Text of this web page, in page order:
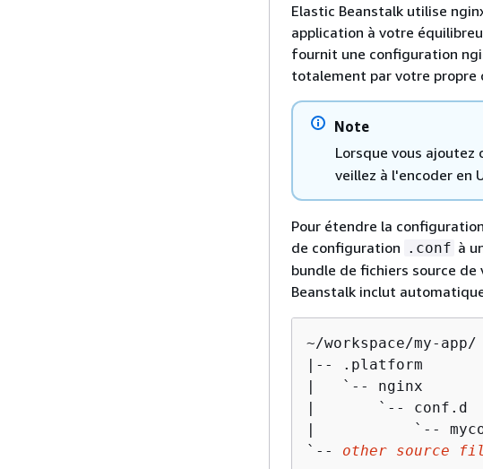
Elastic Beanstalk utilise
application à votre
fournit une configuration
totalement par votre propre
Note
Lorsque vous
veillez à l'encoder en
Pour étendre la
de configuration .conf à
bundle de fichiers source
Beanstalk inclut
~/workspace/my-app/
|-- .platform
|   `-- nginx
|       `-- conf.d
|           `--
`-- other source